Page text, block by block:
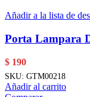
Añadir a la lista de
Porta Lampara
$ 190
SKU: GTM00218
Añadir al carrito